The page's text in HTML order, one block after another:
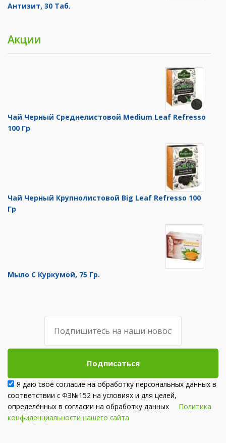
Антизит, 30 Таб.
Акции
Чай Черный Среднелистовой Medium Leaf Refresso
100 Гр
Чай Черный Крупнолистовой Big Leaf Refresso 100
Гр
Мыло С Куркумой, 75 Гр.
Подписаться
Я даю своё согласие на обработку персональных данных в
соответствии с ФЗ№152 на условиях и для целей,
определённых в согласии на обработку данных Политика
конфиденциальности нашего сайта